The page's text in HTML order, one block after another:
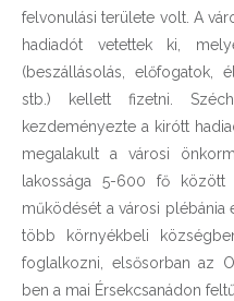
felvonulási területe volt. A
hadiadót vetettek ki,
(beszállásolás, előfogatok,
stb.) kellett fizetni.
kezdeményezte a kirótt
megalakult a városi
lakossága 5-600 fő között
működését a városi plébánia
több környékbeli
foglalkozni, elsősorban az
ben a mai Érsekcsanádon